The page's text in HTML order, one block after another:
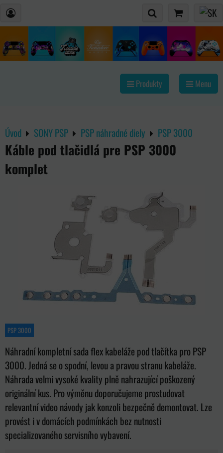
Produkty Menu
Úvod SONY PSP PSP náhradné diely PSP 3000
Káble pod tlačidlá pre PSP 3000
komplet
PSP 3000
Náhradní kompletní sada flex kabeláže pod tlačítka pro PSP
3000. Jedná se o spodní, levou a pravou stranu kabeláže.
Náhrada velmi vysoké kvality plně nahrazující poškozený
originální kus. Pro výměnu doporučujeme prostudovat
relevantní video návody jak konzoli bezpečně demontovat. Lze
provést i v domácích podmínkách bez nutnosti
specializovaného servisního vybavení.